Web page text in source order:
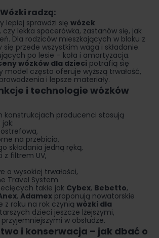
radzą:
lepiej sprawdzi się wózek
, czy lekka spacerówka, zastanów się, jak
Dla rodziców mieszkających w bloku z
się przede wszystkim waga i składanie.
po lesie – koła i amortyzacja.
wózków dla dzieci potrafią się
model często oferuje wyższą trwałość,
i lepsze materiały.
i technologie wózków
konstrukcjach producenci stosują
na przebicia,
składania jedną ręką,
z filtrem UV,
o wysokiej trwałości,
Travel System.
takie jak Cybex, Bebetto,
, Adamex proponują nowatorskie
z roku na rok czynią wózki dla
dzieci jeszcze lżejszymi,
w obsłudze.
i konserwacja – jak dbać o